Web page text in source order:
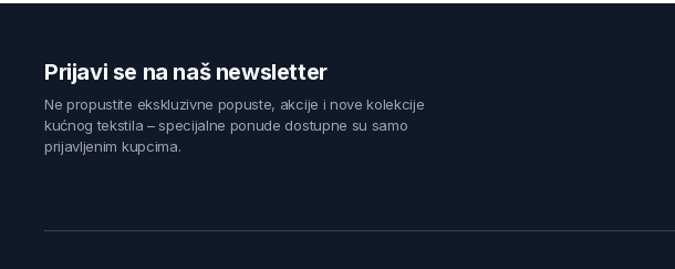
Prijavi se na naš newsletter
Ne propustite ekskluzivne popuste, akcije i nove kolekcije
kućnog tekstila – specijalne ponude dostupne su samo
prijavljenim kupcima.